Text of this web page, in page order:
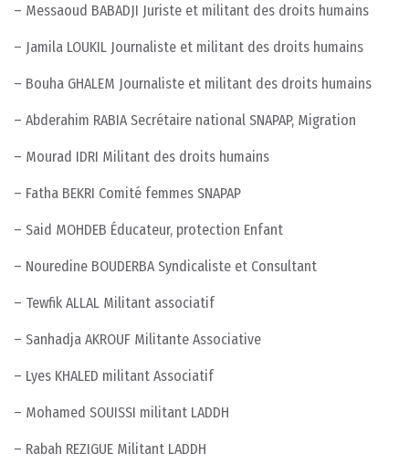
– Messaoud BABADJI Juriste et militant des droits humains
– Jamila LOUKIL Journaliste et militant des droits humains
– Bouha GHALEM Journaliste et militant des droits humains
– Abderahim RABIA Secrétaire national SNAPAP, Migration
– Mourad IDRI Militant des droits humains
– Fatha BEKRI Comité femmes SNAPAP
– Said MOHDEB Éducateur, protection Enfant
– Nouredine BOUDERBA Syndicaliste et Consultant
– Tewfik ALLAL Militant associatif
– Sanhadja AKROUF Militante Associative
– Lyes KHALED militant Associatif
– Mohamed SOUISSI militant LADDH
– Rabah REZIGUE Militant LADDH